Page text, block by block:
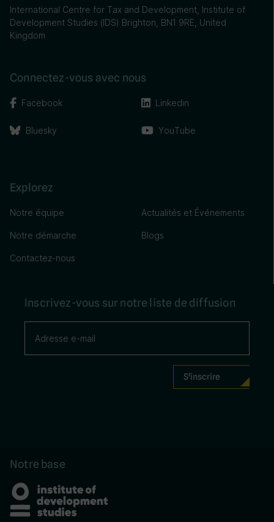
International Centre for Tax and Development, Institute of
Development Studies (IDS) Brighton, BN1 9RE, United
Kingdom
Connectez-vous avec nous
Facebook
Bluesky
Linkedin
YouTube
Explorez
Notre équipe
Notre démarche
Contactez-nous
Actualités et Événements
Blogs
Inscrivez-vous sur notre liste de diffusion
Notre base